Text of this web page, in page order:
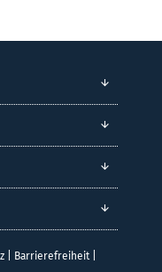
| Barrierefreiheit|